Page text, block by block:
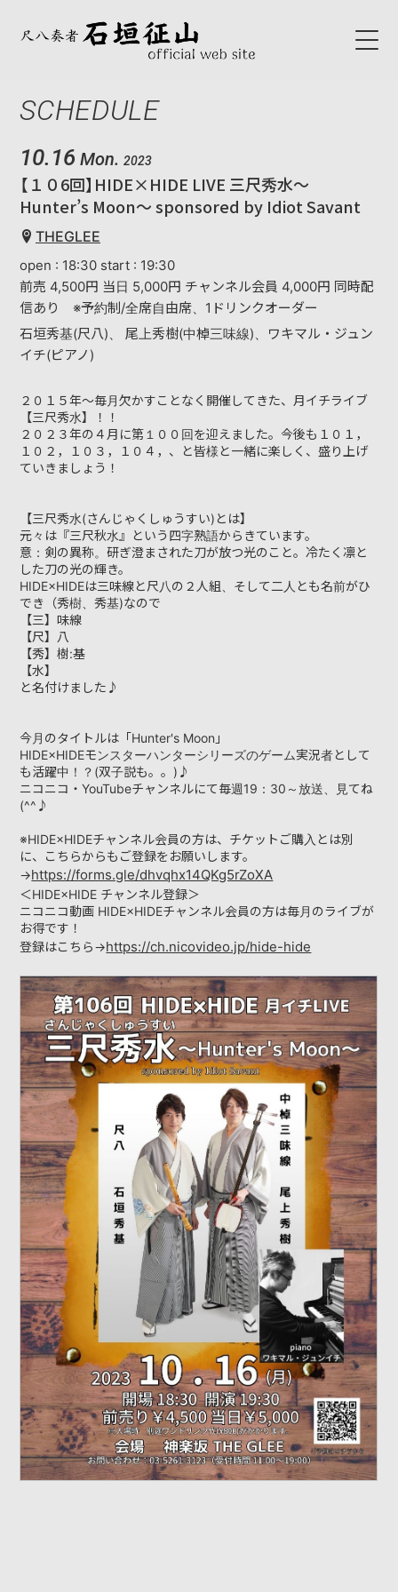
初代石垣征山
SCHEDULE
DISCOGRAPHY
YOUTUBE
RECORDING
CONTACT
SCHEDULE
10.16 Mon. 2023
【１０6回】HIDE×HIDE LIVE 三尺秀水～
Hunter’s Moon～ sponsored by Idiot Savant
THEGLEE
open : 18:30 start : 19:30
前売 4,500円 当日 5,000円 チャンネル会員 4,000円 同時配
信あり ※予約制/全席自由席、1ドリンクオーダー
石垣秀基(尺八)、 尾上秀樹(中棹三味線)、ワキマル・ジュン
イチ(ピアノ)
２０１５年～毎月欠かすことなく開催してきた、月イチライブ
【三尺秀水】！！
２０２３年の４月に第１００回を迎えました。今後も１０１，
１０２，１０３，１０４，、と皆様と一緒に楽しく、盛り上げ
ていきましょう！
【三尺秀水(さんじゃくしゅうすい)とは】
元々は『三尺秋水』という四字熟語からきています。
意：剣の異称。研ぎ澄まされた刀が放つ光のこと。冷たく凛と
した刀の光の輝き。
HIDE×HIDEは三味線と尺八の２人組、そして二人とも名前がひ
でき（秀樹、秀基)なので
【三】味線
【尺】八
【秀】樹:基
【水】
と名付けました♪
今月のタイトルは「Hunter's Moon」
HIDE×HIDEモンスターハンターシリーズのゲーム実況者として
も活躍中！？(双子説も。。)♪
ニコニコ・YouTubeチャンネルにて毎週19：30～放送、見てね
(^^♪
※HIDE×HIDEチャンネル会員の方は、チケットご購入とは別
に、こちらからもご登録をお願いします。
→https://forms.gle/dhvqhx14QKg5rZoXA
＜HIDE×HIDE チャンネル登録＞
ニコニコ動画 HIDE×HIDEチャンネル会員の方は毎月のライブが
お得です！
登録はこちら→https://ch.nicovideo.jp/hide-hide